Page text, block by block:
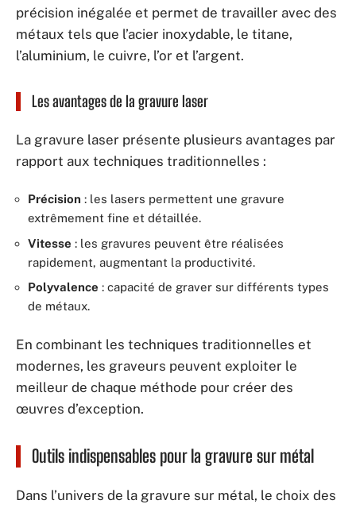
précision inégalée et permet de travailler avec des
métaux tels que l’acier inoxydable, le titane,
l’aluminium, le cuivre, l’or et l’argent.
Les avantages de la gravure laser
La gravure laser présente plusieurs avantages par
rapport aux techniques traditionnelles :
Précision : les lasers permettent une gravure
extrêmement fine et détaillée.
Vitesse : les gravures peuvent être réalisées
rapidement, augmentant la productivité.
Polyvalence : capacité de graver sur différents types
de métaux.
En combinant les techniques traditionnelles et
modernes, les graveurs peuvent exploiter le
meilleur de chaque méthode pour créer des
œuvres d’exception.
Outils indispensables pour la gravure sur métal
Dans l’univers de la gravure sur métal, le choix des